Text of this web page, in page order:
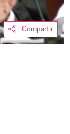
Compartir